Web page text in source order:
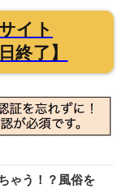
イト
終了】
ゃう！？風俗を